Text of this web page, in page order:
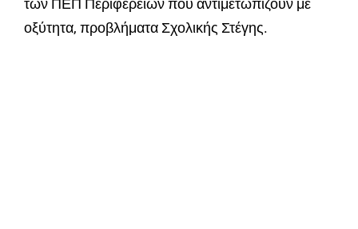
των ΠΕΠ Περιφερειών που αντιμετωπίζουν με
οξύτητα, προβλήματα Σχολικής Στέγης.